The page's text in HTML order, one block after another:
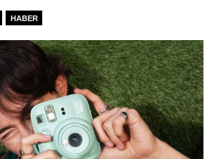
HABER